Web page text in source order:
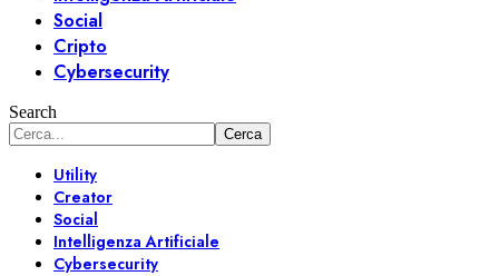
Social
Cripto
Cybersecurity
Search
Utility
Creator
Social
Intelligenza Artificiale
Cybersecurity